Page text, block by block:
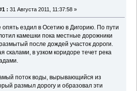
: 31 Августа 2011, 11:37:58 »
ездил в Осетию в Дигорию. По пути
камешки пока местные дорожники
после дождей участок дороги.
скалами, в узком коридоре течет река
поток воды, вырывающийся из
размыл дорогу и образовал эти